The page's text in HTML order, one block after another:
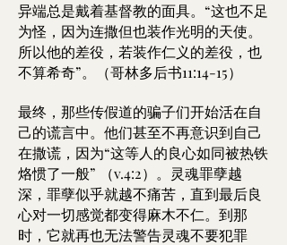
异端总是戴着基督教的面具。“这也不足
为怪，因为连撒但也装作光明的天使。
所以他的差役，若装作仁义的差役，也
不算希奇”。（哥林多后书11:14-15）
最终，那些传假道的骗子们开始活在自
己的谎言中。他们甚至不再意识到自己
在撒谎，因为“这等人的良心如同被热铁
烙惯了一般” （v.4:2）。灵魂罪孽越
深，罪孽似乎就越不痛苦，直到最后良
心对一切感觉都变得麻木不仁。到那
时，它就再也无法警告灵魂不要犯罪